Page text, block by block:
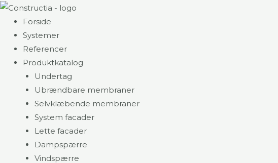
Gå
indholdet
Forside
Systemer
Referencer
Produktkatalog
Undertag
Ubrændbare membraner
Selvklæbende membraner
System facader
Lette facader
Dampspærre
Vindspærre